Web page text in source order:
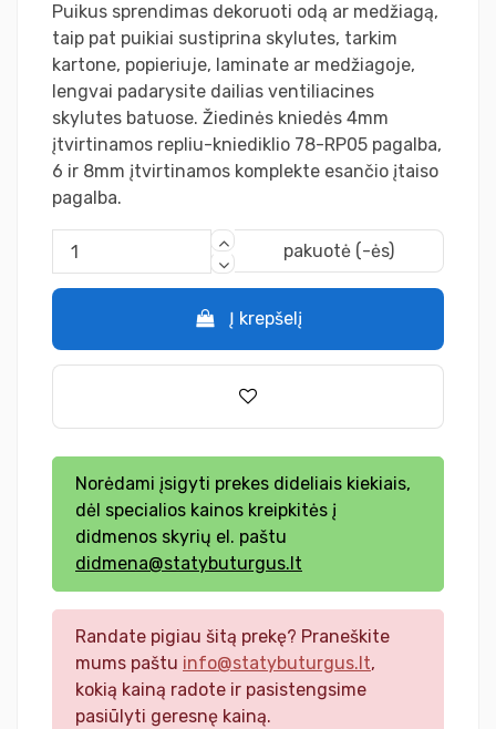
Puikus sprendimas dekoruoti odą ar medžiagą,
taip pat puikiai sustiprina skylutes, tarkim
kartone, popieriuje, laminate ar medžiagoje,
lengvai padarysite dailias ventiliacines
skylutes batuose. Žiedinės kniedės 4mm
įtvirtinamos repliu-kniediklio 78-RP05 pagalba,
6 ir 8mm įtvirtinamos komplekte esančio įtaiso
pagalba.
pakuotė (-ės)
Į krepšelį
Norėdami įsigyti prekes dideliais kiekiais,
dėl specialios kainos kreipkitės į
didmenos skyrių el. paštu
didmena@statybuturgus.lt
Randate pigiau šitą prekę? Praneškite
mums paštu info@statybuturgus.lt,
kokią kainą radote ir pasistengsime
pasiūlyti geresnę kainą.